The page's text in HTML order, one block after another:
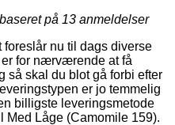
på 13 anmeldelser
nu til dags diverse
er for nærværende at få
så skal du blot gå forbi efter
er jo temmelig
billigste leveringsmetode
Med Låge (Camomile 159).